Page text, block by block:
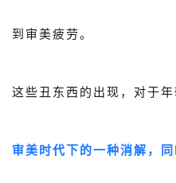
到审美疲劳。
这些丑东西的出现，对于年
审美时代下的一种消解，